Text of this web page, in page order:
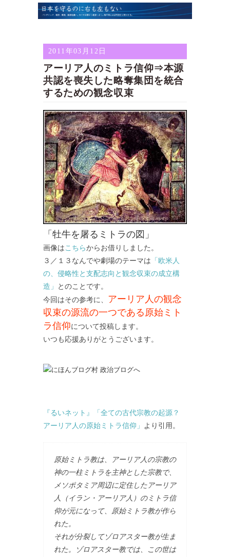
2011年03月12日
アーリア人のミトラ信仰⇒本源
共認を喪失した略奪集団を統合
するための観念収束
「牡牛を屠るミトラの図」
画像はこちらからお借りしました。
３／１３なんでや劇場のテーマは 「欧米人
の、侵略性と支配志向と観念収束の成立構
造」
とのことです。
今回はその参考に、 アーリア人の観念
収束の源流の一つである原始ミト
ラ信仰について投稿します。
いつも応援ありがとうございます。
『るいネット』「全ての古代宗教の起源？
アーリア人の原始ミトラ信仰」
より引用。
原始ミトラ教は、アーリア人の宗教の
神の一柱ミトラを主神とした宗教で、
メソポタミア周辺に定住したアーリア
人（イラン・アーリア人）のミトラ信
仰が元になって、原始ミトラ教が作ら
れた。
それが分裂してゾロアスター教が生ま
れた。ゾロアスター教では、この世は